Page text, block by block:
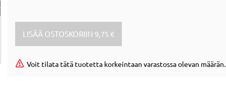
Voit tilata tätä tuotetta korkeintaan varastossa olevan määrän.